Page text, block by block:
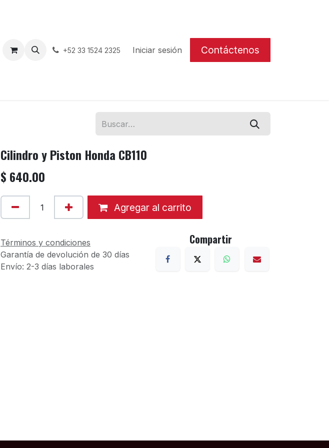
Contáctenos+52 33 1524 2325 Iniciar sesión Contáctenos
Cilindro y Piston Honda CB110
$ 640.00
Agregar al carrito
Términos y condiciones
Garantía de devolución de 30 días
Envío: 2-3 días laborales
Compartir